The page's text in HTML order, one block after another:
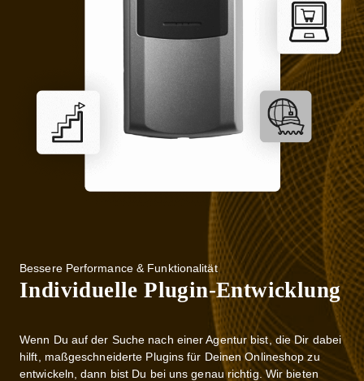
Bessere Performance & Funktionalität
Individuelle Plugin-Entwicklung
Wenn Du auf der Suche nach einer Agentur bist, die Dir dabei
hilft, maßgeschneiderte Plugins für Deinen Onlineshop zu
entwickeln, dann bist Du bei uns genau richtig. Wir bieten